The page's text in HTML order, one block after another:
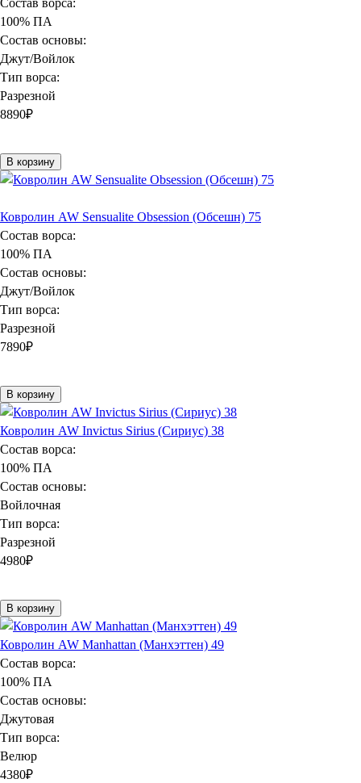
Состав ворса:
100% ПА
Состав основы:
Джут/Войлок
Тип ворса:
Разрезной
8890₽
В корзину
Ковролин AW Sensualite Obsession (Обсешн) 75
Состав ворса:
100% ПА
Состав основы:
Джут/Войлок
Тип ворса:
Разрезной
7890₽
В корзину
Ковролин AW Invictus Sirius (Сириус) 38
Состав ворса:
100% ПА
Состав основы:
Войлочная
Тип ворса:
Разрезной
4980₽
В корзину
Ковролин AW Manhattan (Манхэттен) 49
Состав ворса:
100% ПА
Состав основы:
Джутовая
Тип ворса:
Велюр
4380₽